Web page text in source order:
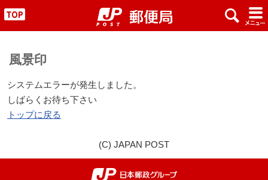
" x #
風景印
システムエラーが発生しました。
しばらくお待ち下さい
トップに戻る
(C) JAPAN POST